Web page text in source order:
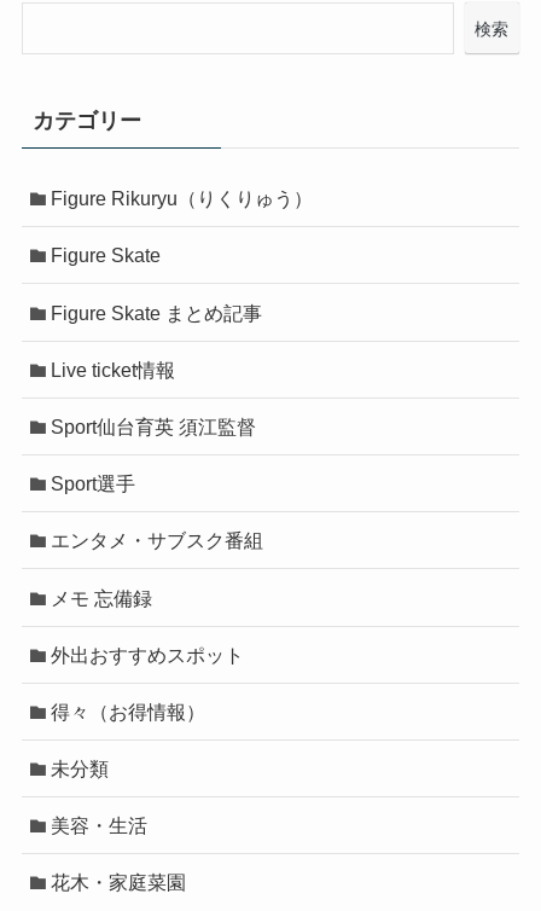
検索
カテゴリー
Figure Rikuryu（りくりゅう）
Figure Skate
Figure Skate まとめ記事
Live ticket情報
Sport仙台育英 須江監督
Sport選手
エンタメ・サブスク番組
メモ 忘備録
外出おすすめスポット
得々（お得情報）
未分類
美容・生活
花木・家庭菜園